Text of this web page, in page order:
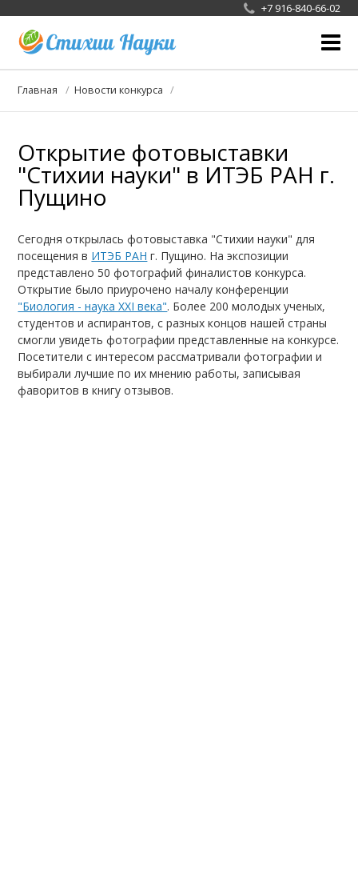
+7 916-840-66-02
О фотоконкурсе
Жюри
Галерея
Новости конкурса
Сотрудничество
Главная Новости конкурса
Открытие фотовыставки
"Стихии науки" в ИТЭБ РАН г.
Пущино
Сегодня открылась фотовыставка "Стихии науки" для
посещения в ИТЭБ РАН г. Пущино. На экспозиции
представлено 50 фотографий финалистов конкурса.
Открытие было приурочено началу конференции
"Биология - наука XXI века". Более 200 молодых ученых,
студентов и аспирантов, с разных концов нашей страны
смогли увидеть фотографии представленные на конкурсе.
Посетители с интересом рассматривали фотографии и
выбирали лучшие по их мнению работы, записывая
фаворитов в книгу отзывов.